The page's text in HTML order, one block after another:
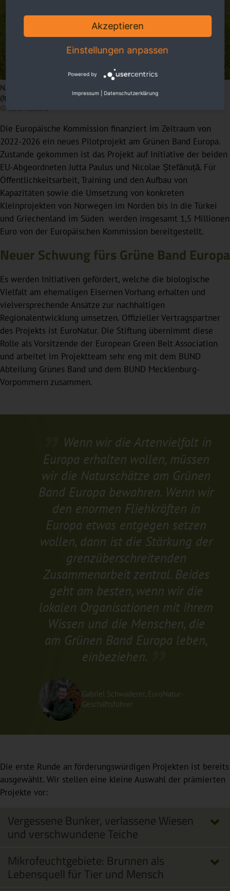
Naturbelassene Kulturlandschaft am Grünen Band Mitteleuropa
(Italien/Slowenien)
© Rete Italiana
Die Europäische Kommission finanziert im Zeitraum von
2022-2026 ein neues Pilotprojekt am Grünen Band Europa.
Zustande gekommen ist das Projekt auf Initiative der beiden
EU-Abgeordneten Jutta Paulus und Nicolae Ștefănuță. Für
Öffentlichkeitsarbeit, Training und den Aufbau von
Kapazitäten sowie die Umsetzung von konkreten
Kleinprojekten von Norwegen im Norden bis in die Türkei
und Griechenland im Süden werden insgesamt 1,5 Millionen
Euro von der Europäischen Kommission bereitgestellt.
Neuer Schwung fürs Grüne Band Europa
Es werden Initiativen gefördert, welche die biologische
Vielfalt am ehemaligen Eisernen Vorhang erhalten und
vielversprechende Ansätze zur nachhaltigen
Regionalentwicklung umsetzen. Offizieller Vertragspartner
des Projekts ist EuroNatur. Die Stiftung übernimmt diese
Rolle als Vorsitzende der European Green Belt Association
und arbeitet im Projektteam sehr eng mit dem BUND
Abteilung Grünes Band und dem BUND Mecklenburg-
Vorpommern zusammen.
Wenn wir die Artenvielfalt in
Europa erhalten wollen, müssen
wir die Naturschätze am Grünen
Band Europa bewahren. Wenn wir
den enormen Fliehkräften in
Europa etwas entgegen setzen
wollen, dann ist die Stärkung der
grenzüberschreitenden
Zusammenarbeit zentral. Beides
geht am besten, wenn wir die
lokalen Organisationen mit ihrem
Wissen und die Menschen, die
am Grünen Band Europa leben,
einbeziehen.
Gabriel Schwaderer, EuroNatur-
Geschäftsführer
Die erste Runde an förderungswürdigen Projekten ist bereits
ausgewählt. Wir stellen eine kleine Auswahl der prämierten
Projekte vor:
Vergessene Bunker, verlassene Wiesen
und verschwundene Teiche
Mikrofeuchtgebiete: Brunnen als
Lebensquell für Tier und Mensch
Akzeptieren
Einstellungen anpassen
Powered by
Impressum Datenschutzerklärung